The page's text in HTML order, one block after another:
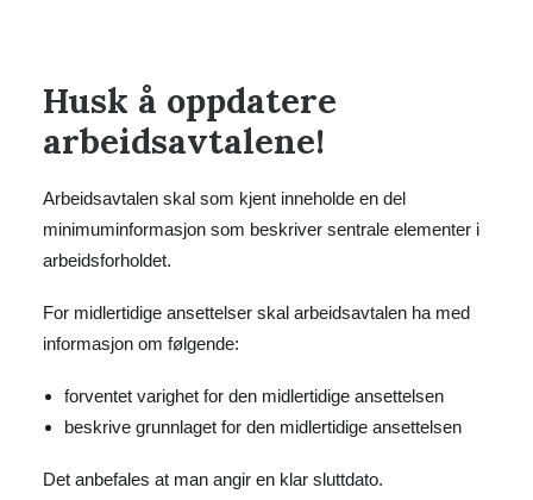
Husk å oppdatere
arbeidsavtalene!
Arbeidsavtalen skal som kjent inneholde en del
minimuminformasjon som beskriver sentrale elementer i
arbeidsforholdet.
For midlertidige ansettelser skal arbeidsavtalen ha med
informasjon om følgende:
forventet varighet for den midlertidige ansettelsen
beskrive grunnlaget for den midlertidige ansettelsen
Det anbefales at man angir en klar sluttdato.